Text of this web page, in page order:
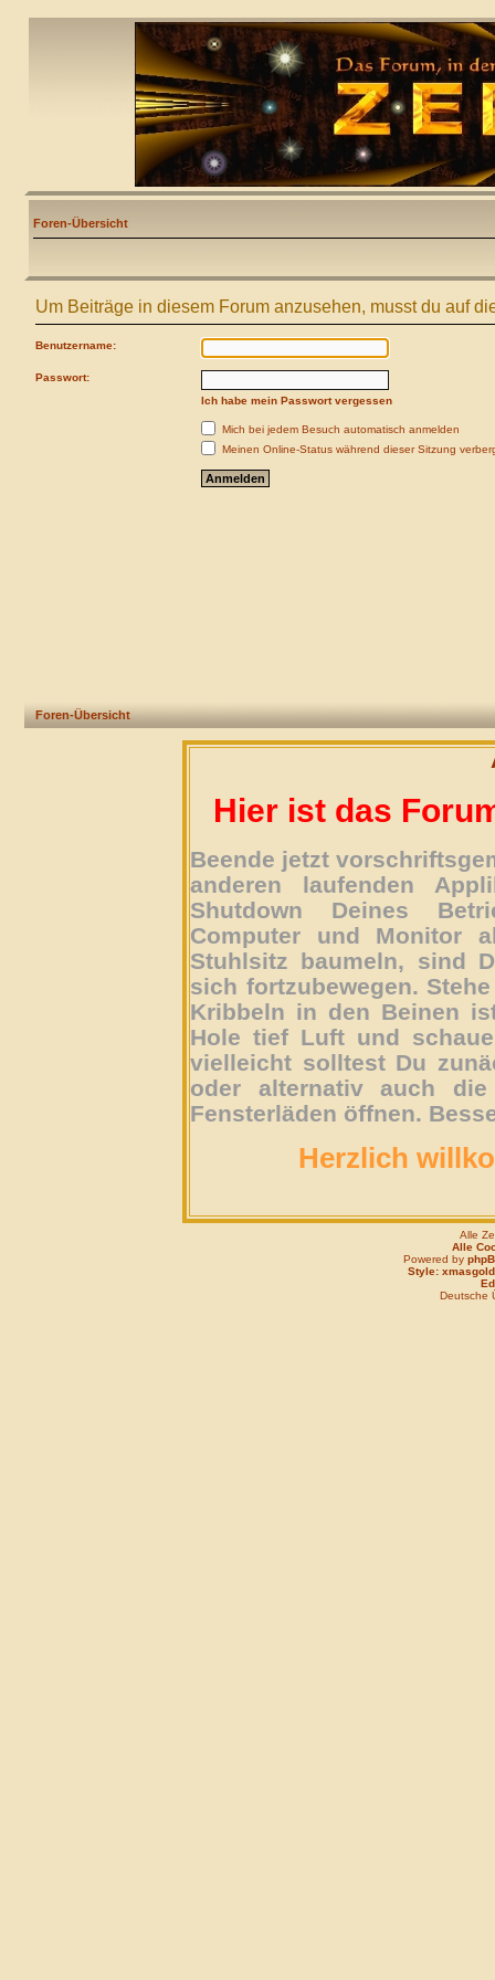
Foren-Übersicht
Um Beiträge in diesem Forum anzusehen, musst du auf
Benutzername:
Passwort:
Ich habe mein Passwort vergessen
Mich bei jedem Besuch automatisch anmelden
Meinen Online-Status während dieser Sitzung
Foren-Übersicht
Hier ist das
Beende jetzt
anderen laufenden
Shutdown Deines
Computer und Monitor
Stuhlsitz baumeln, sind
sich fortzubewegen.
Kribbeln in den Beinen
Hole tief Luft und
vielleicht solltest Du
oder alternativ auch
Fensterläden öffnen.
Herzlich
Alle
Alle
Powered by
Style: xmasgold
Deutsche